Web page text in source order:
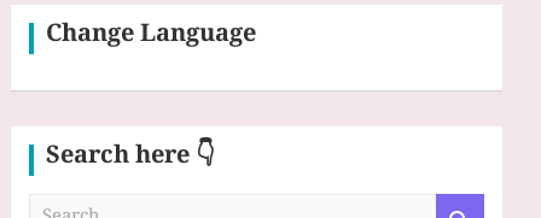
Change Language
Search here 👇